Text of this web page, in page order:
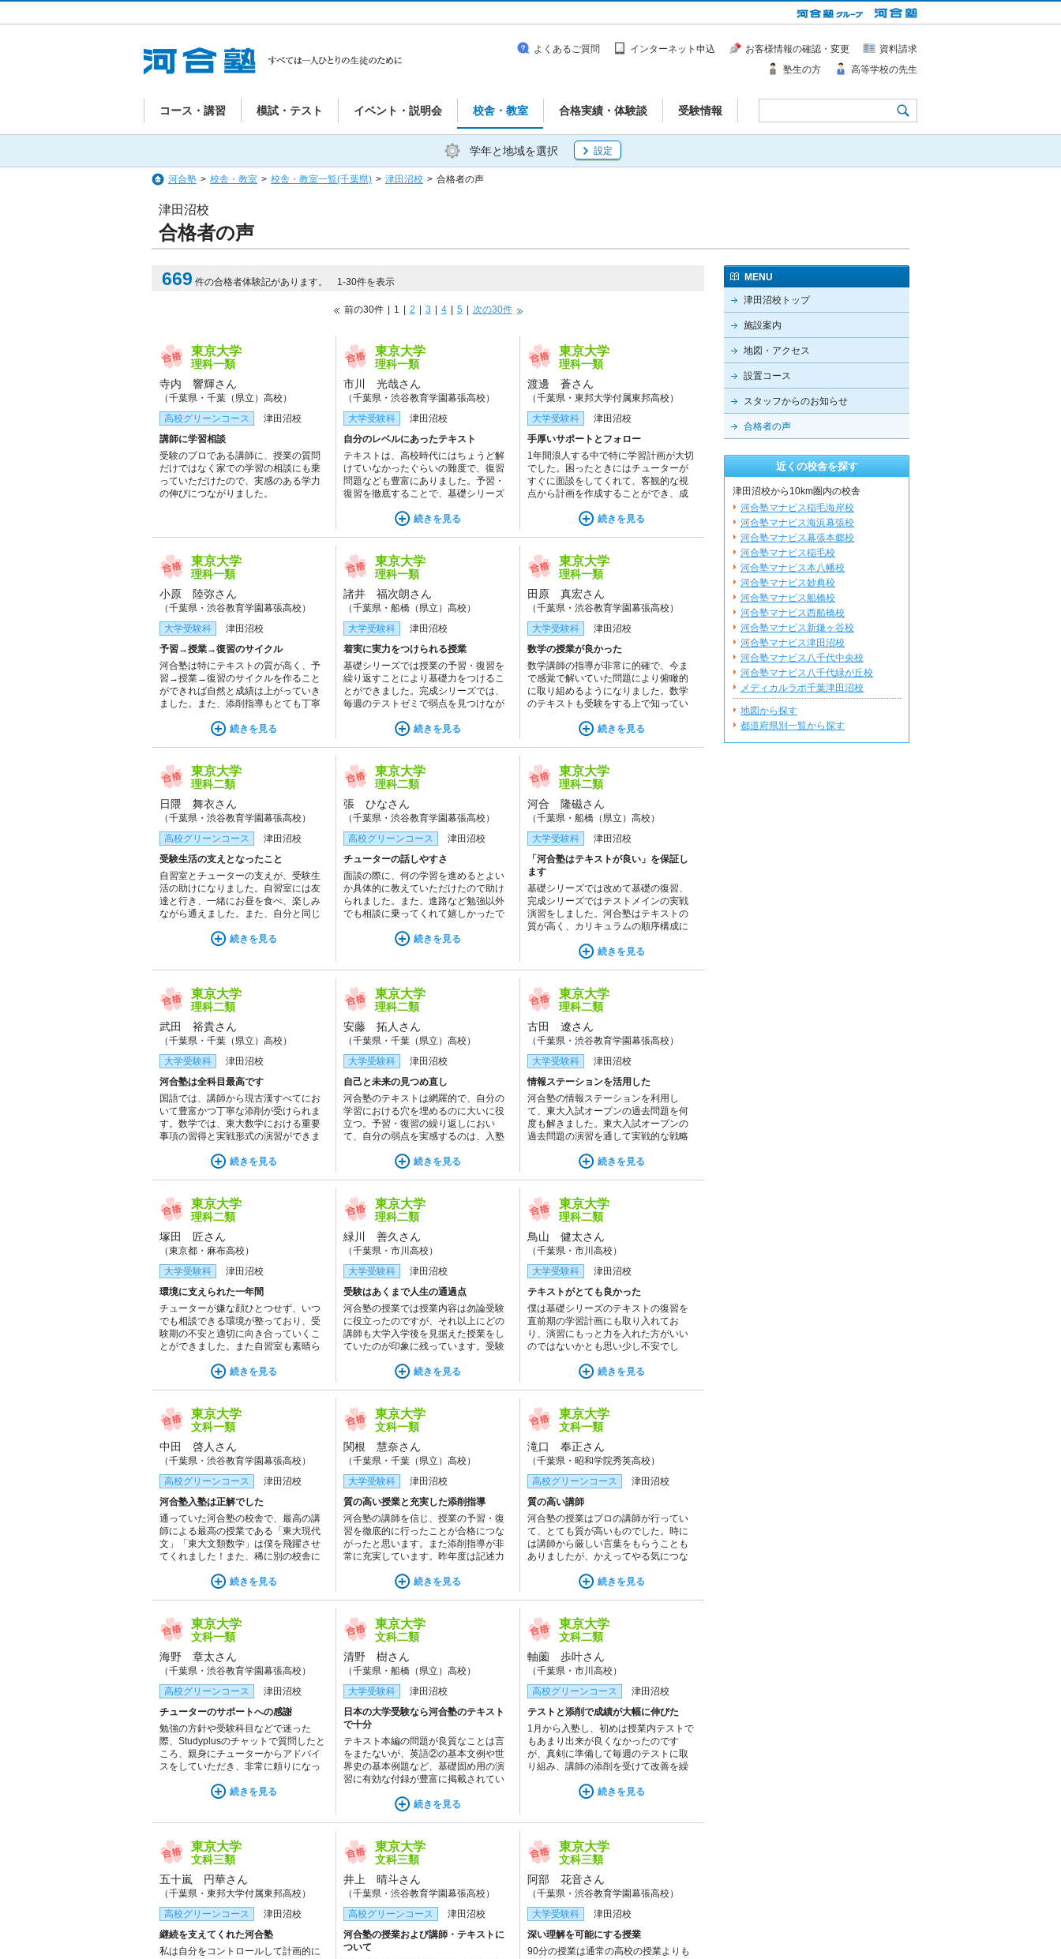
コース・講習 模試・テスト イベント・説明会 校舎・教室 合格実績・体験談 受験情報
よくあるご質問 インターネット申込 お客様情報の確認・変更
資料請求
塾生の方
高等学校の先生
学年と地域を選択 設定
河合塾 > 校舎・教室 > 校舎・教室一覧(千葉県) > 津田沼校 > 合格者の声
合格者の声
津田沼校
669 件の合格者体験記があります。 1-30件を表示
前の30件 1 2 3 4 5 次の30件
東京大学
理科一類
寺内 響輝さん
（千葉県・千葉（県立）高校）
高校グリーンコース
津田沼校
講師に学習相談
受験のプロである講師に、授業の質問
だけではなく家での学習の相談にも乗
っていただけたので、実感のある学力
の伸びにつながりました。
東京大学
理科一類
市川 光哉さん
（千葉県・渋谷教育学園幕張高校）
大学受験科
津田沼校
自分のレベルにあったテキスト
テキストは、高校時代にはちょうど解
けていなかったぐらいの難度で、復習
問題なども豊富にありました。予習・
復習を徹底することで、基礎シリーズ
し、自信を持てるようになりました。
続きを見る
東京大学
理科一類
渡邊 蒼さん
（千葉県・東邦大学付属東邦高校）
大学受験科
津田沼校
手厚いサポートとフォロー
1年間浪人する中で特に学習計画が大切
でした。困ったときにはチューターが
すぐに面談をしてくれて、客観的な視
点から計画を作成することができ、成
続きを見る
東京大学
理科一類
小原 陸弥さん
（千葉県・渋谷教育学園幕張高校）
大学受験科
津田沼校
予習→授業→復習のサイクル
河合塾は特にテキストの質が高く、予
習→授業→復習のサイクルを作ること
ができれば自然と成績は上がっていき
ました。また、添削指導もとても丁寧
伸びを実感できました。
続きを見る
東京大学
理科一類
諸井 福次朗さん
（千葉県・船橋（県立）高校）
大学受験科
津田沼校
着実に実力をつけられる授業
基礎シリーズでは授業の予習・復習を
繰り返すことにより基礎力をつけるこ
とができました。完成シリーズでは、
毎週のテストゼミで弱点を見つけなが
続きを見る
東京大学
理科一類
田原 真宏さん
（千葉県・渋谷教育学園幕張高校）
大学受験科
津田沼校
数学の授業が良かった
数学講師の指導が非常に的確で、今ま
で感覚で解いていた問題により俯瞰的
に取り組めるようになりました。数学
のテキストも受験をする上で知ってい
率よく学習できました。チューターに
続きを見る
東京大学
理科二類
日隈 舞衣さん
（千葉県・渋谷教育学園幕張高校）
高校グリーンコース
津田沼校
受験生活の支えとなったこと
自習室とチューターの支えが、受験生
活の助けになりました。自習室には友
達と行き、一緒にお昼を食べ、楽しみ
ながら通えました。また、自分と同じ
いい刺激をもらっていました。チュー
続きを見る
東京大学
理科二類
張 ひなさん
（千葉県・渋谷教育学園幕張高校）
高校グリーンコース
津田沼校
チューターの話しやすさ
面談の際に、何の学習を進めるとよい
か具体的に教えていただけたので助け
られました。また、進路など勉強以外
でも相談に乗ってくれて嬉しかったで
続きを見る
東京大学
理科二類
河合 隆磁さん
（千葉県・船橋（県立）高校）
大学受験科
津田沼校
「河合塾はテキストが良い」を保証し
ます
基礎シリーズでは改めて基礎の復習、
完成シリーズではテストメインの実戦
演習をしました。河合塾はテキストの
質が高く、カリキュラムの順序構成に
に学べます。返却の速い添削をしても
続きを見る
東京大学
理科二類
武田 裕貴さん
（千葉県・千葉（県立）高校）
大学受験科
津田沼校
河合塾は全科目最高です
国語では、講師から現古漢すべてにお
いて豊富かつ丁寧な添削が受けられま
す。数学では、東大数学における重要
事項の習得と実戦形式の演習ができま
のテクニックが学べます。化学では、
続きを見る
東京大学
理科二類
安藤 拓人さん
（千葉県・千葉（県立）高校）
大学受験科
津田沼校
自己と未来の見つめ直し
河合塾のテキストは網羅的で、自分の
学習における穴を埋めるのに大いに役
立つ。予習・復習の繰り返しにおい
て、自分の弱点を実感するのは、入塾
たが、この苦難を乗り越えた先、授業
できた。
続きを見る
東京大学
理科二類
古田 遼さん
（千葉県・渋谷教育学園幕張高校）
大学受験科
津田沼校
情報ステーションを活用した
河合塾の情報ステーションを利用し
て、東大入試オープンの過去問題を何
度も解きました。東大入試オープンの
過去問題の演習を通して実戦的な戦略
題を解くことができました。
続きを見る
東京大学
理科二類
塚田 匠さん
（東京都・麻布高校）
大学受験科
津田沼校
環境に支えられた一年間
チューターが嫌な顔ひとつせず、いつ
でも相談できる環境が整っており、受
験期の不安と適切に向き合っていくこ
とができました。また自習室も素晴ら
勉強し続けられ、周りの頑張っている
続きを見る
東京大学
理科二類
緑川 善久さん
（千葉県・市川高校）
大学受験科
津田沼校
受験はあくまで人生の通過点
河合塾の授業では授業内容は勿論受験
に役立ったのですが、それ以上にどの
講師も大学入学後を見据えた授業をし
ていたのが印象に残っています。受験
いうのがよくわかりました。講師のお
続きを見る
東京大学
理科二類
鳥山 健太さん
（千葉県・市川高校）
大学受験科
津田沼校
テキストがとても良かった
僕は基礎シリーズのテキストの復習を
直前期の学習計画にも取り入れてお
り、演習にもっと力を入れた方がいい
のではないかとも思い少し不安でし
良かったと思えました。そのくらいい
続きを見る
東京大学
文科一類
中田 啓人さん
（千葉県・渋谷教育学園幕張高校）
高校グリーンコース
津田沼校
河合塾入塾は正解でした
通っていた河合塾の校舎で、最高の講
師による最高の授業である「東大現代
文」「東大文類数学」は僕を飛躍させ
てくれました！また、稀に別の校舎に
のが楽しかったです！続きを見る
東京大学
文科一類
関根 慧奈さん
（千葉県・千葉（県立）高校）
大学受験科
津田沼校
質の高い授業と充実した添削指導
河合塾の講師を信じ、授業の予習・復
習を徹底的に行ったことが合格につな
がったと思います。また添削指導が非
常に充実しています。昨年度は記述力
きるだけ多くの答案を講師やフェロー
ける答案作成能力を上げることができ
たと思います。
続きを見る
東京大学
文科一類
滝口 奉正さん
（千葉県・昭和学院秀英高校）
高校グリーンコース
津田沼校
質の高い講師
河合塾の授業はプロの講師が行ってい
て、とても質が高いものでした。時に
は講師から厳しい言葉をもらうことも
ありましたが、かえってやる気につな
は、自信につながりました。講師が、
続きを見る
東京大学
文科一類
海野 章太さん
（千葉県・渋谷教育学園幕張高校）
高校グリーンコース
津田沼校
チューターのサポートへの感謝
勉強の方針や受験科目などで迷った
際、Studyplusのチャットで質問したと
ころ、親身にチューターからアドバイ
スをしていただき、非常に頼りになっ
に長時間話してくださることもあり、
続きを見る
東京大学
文科二類
清野 樹さん
（千葉県・船橋（県立）高校）
大学受験科
津田沼校
日本の大学受験なら河合塾のテキスト
で十分
テキスト本編の問題が良質なことは言
をまたないが、英語②の基本文例や世
界史の基本例題など、基礎固め用の演
習に有効な付録が豊富に掲載されてい
けで苦手を克服することはもちろん、
続きを見る
東京大学
文科二類
軸薗 歩叶さん
（千葉県・市川高校）
高校グリーンコース
津田沼校
テストと添削で成績が大幅に伸びた
1月から入塾し、初めは授業内テストで
もあまり出来が良くなかったのです
が、真剣に準備して毎週のテストに取
り組み、講師の添削を受けて改善を繰
では成績上位を取れ、伸びを実感でき
続きを見る
東京大学
文科三類
五十嵐 円華さん
（千葉県・東邦大学付属東邦高校）
高校グリーンコース
津田沼校
継続を支えてくれた河合塾
私は自分をコントロールして計画的に
東京大学
文科三類
井上 晴斗さん
（千葉県・渋谷教育学園幕張高校）
高校グリーンコース
津田沼校
河合塾の授業および講師・テキストに
ついて
東京大学
文科三類
阿部 花音さん
（千葉県・渋谷教育学園幕張高校）
大学受験科
津田沼校
深い理解を可能にする授業
90分の授業は通常の高校の授業よりも
MENU
津田沼校トップ
施設案内
地図・アクセス
設置コース
スタッフからのお知らせ
合格者の声
近くの校舎を探す
津田沼校から10km圏内の校舎
河合塾マナビス稲毛海岸校
河合塾マナビス海浜幕張校
河合塾マナビス幕張本郷校
河合塾マナビス稲毛校
河合塾マナビス本八幡校
河合塾マナビス妙典校
河合塾マナビス船橋校
河合塾マナビス西船橋校
河合塾マナビス新鎌ヶ谷校
河合塾マナビス津田沼校
河合塾マナビス八千代中央校
河合塾マナビス八千代緑が丘校
メディカルラボ千葉津田沼校
地図から探す
都道府県別一覧から探す